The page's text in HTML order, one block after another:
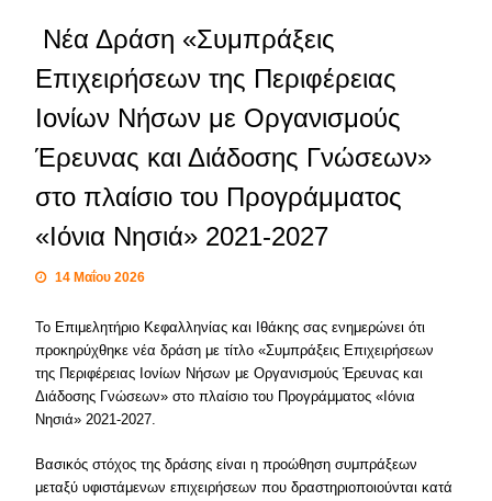
Νέα Δράση «Συμπράξεις
Επιχειρήσεων της Περιφέρειας
Ιονίων Νήσων με Οργανισμούς
Έρευνας και Διάδοσης Γνώσεων»
στο πλαίσιο του Προγράμματος
«Ιόνια Νησιά» 2021-2027
14 Μαΐου 2026
Το Επιμελητήριο Κεφαλληνίας και Ιθάκης σας ενημερώνει ότι
προκηρύχθηκε νέα δράση με τίτλο «Συμπράξεις Επιχειρήσεων
της Περιφέρειας Ιονίων Νήσων με Οργανισμούς Έρευνας και
Διάδοσης Γνώσεων» στο πλαίσιο του Προγράμματος «Ιόνια
Νησιά» 2021-2027.
Βασικός στόχος της δράσης είναι η προώθηση συμπράξεων
μεταξύ υφιστάμενων επιχειρήσεων που δραστηριοποιούνται κατά